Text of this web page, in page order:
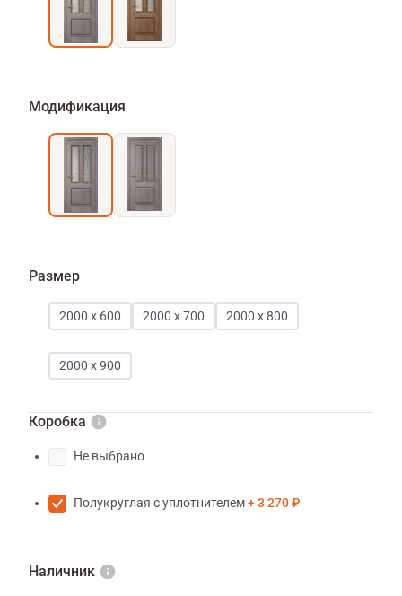
Модификация
Размер
2000 х 600 2000 х 700 2000 х 800
2000 х 900
Коробка
Не выбрано
Полукруглая с уплотнителем 3 270 ₽
Наличник